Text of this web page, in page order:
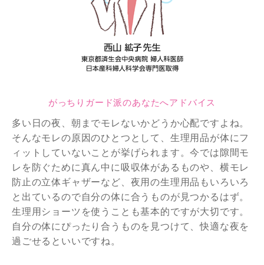
がっちりガード派のあなたへアドバイス
多い日の夜、朝までモレないかどうか心配ですよね。
そんなモレの原因のひとつとして、生理用品が体にフ
ィットしていないことが挙げられます。今では隙間モ
レを防ぐために真ん中に吸収体があるものや、横モレ
防止の立体ギャザーなど、夜用の生理用品もいろいろ
と出ているので自分の体に合うものが見つかるはず。
生理用ショーツを使うことも基本的ですが大切です。
自分の体にぴったり合うものを見つけて、快適な夜を
過ごせるといいですね。